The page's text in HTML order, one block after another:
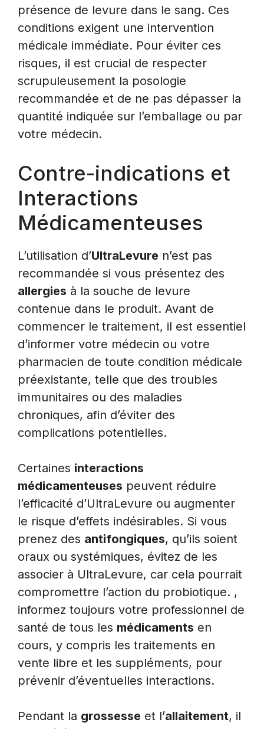
présence de levure dans le sang. Ces
conditions exigent une intervention
médicale immédiate. Pour éviter ces
risques, il est crucial de respecter
scrupuleusement la posologie
recommandée et de ne pas dépasser la
quantité indiquée sur l’emballage ou par
votre médecin.
Contre-indications et
Interactions
Médicamenteuses
L’utilisation d’UltraLevure n’est pas
recommandée si vous présentez des
allergies à la souche de levure
contenue dans le produit. Avant de
commencer le traitement, il est essentiel
d’informer votre médecin ou votre
pharmacien de toute condition médicale
préexistante, telle que des troubles
immunitaires ou des maladies
chroniques, afin d’éviter des
complications potentielles.
Certaines interactions
médicamenteuses peuvent réduire
l’efficacité d’UltraLevure ou augmenter
le risque d’effets indésirables. Si vous
prenez des antifongiques, qu’ils soient
oraux ou systémiques, évitez de les
associer à UltraLevure, car cela pourrait
compromettre l’action du probiotique. ,
informez toujours votre professionnel de
santé de tous les médicaments en
cours, y compris les traitements en
vente libre et les suppléments, pour
prévenir d’éventuelles interactions.
Pendant la grossesse et l’allaitement, il